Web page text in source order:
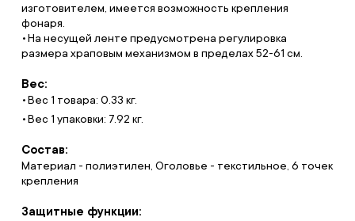
изготовителем, имеется возможность крепления
фонаря.
На несущей ленте предусмотрена регулировка
размера храповым механизмом в пределах 52-61 см.
Вес:
Вес 1 товара: 0.33 кг.
Вес 1 упаковки: 7.92 кг.
Состав:
Материал - полиэтилен, Оголовье - текстильное, 6 точек
крепления
Защитные функции: